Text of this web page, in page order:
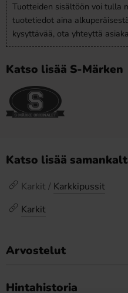
Tuotteiden sisältöön voi tulla
tuotetiedot aina
kysyttävää, ota yhteyttä
Katso lisää S-Märken
Katso lisää
Karkit / Karkkipussit
Karkit
Arvostelut
Hintahistoria